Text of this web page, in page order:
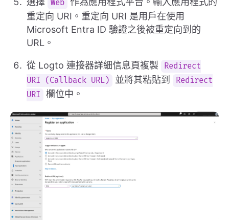
Web
重定向 URI。重定向 URI 是用戶在使用
Microsoft Entra ID 驗證之後被重定向到的
URL。
從 Logto 連接器詳細信息頁複製
Redirect
URI (Callback URL)
並將其粘貼到
Redirect
URI
欄位中。